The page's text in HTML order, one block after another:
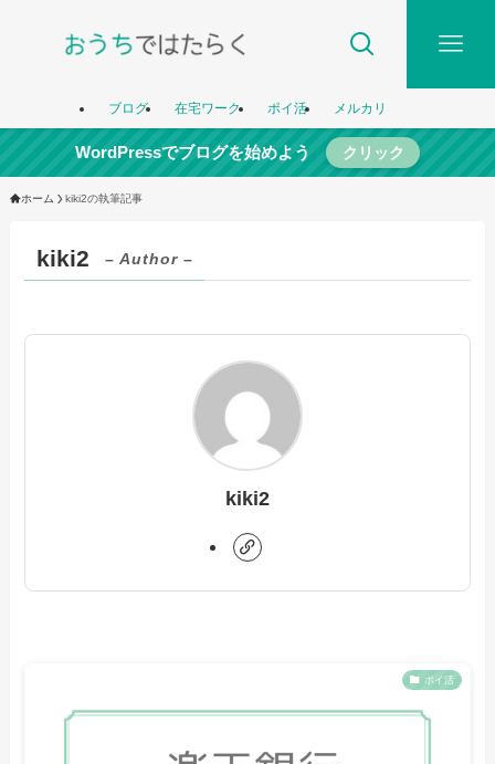
ブログ 在宅ワーク ポイ活 メルカリ
WordPressでブログを始めよう クリック
ホーム kiki2の執筆記事
kiki2 – Author –
kiki2
ポイ活